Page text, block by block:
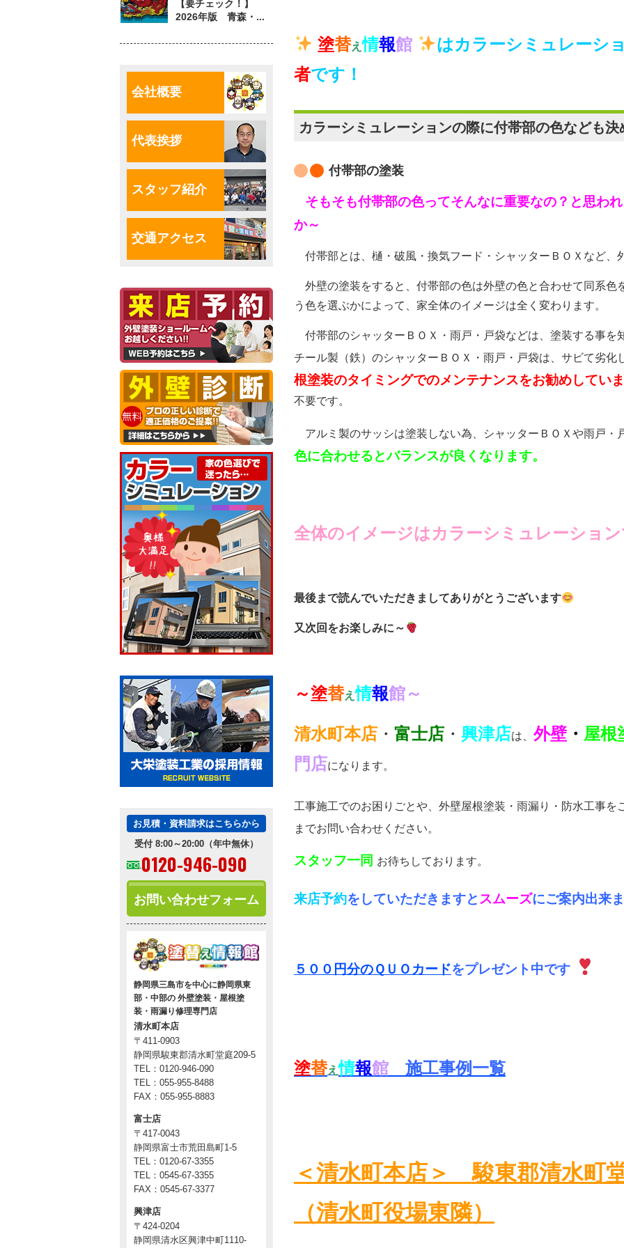
塗替え情報館
はカラーシミュレーシ
者です！
カラーシミュレーションの際に付帯部の色なども決
付帯部の塗装
そもそも付帯部の色ってそんなに重要なの？と思わ
か～
付帯部とは、樋・破風・換気フード・シャッターＢＯＸなど、
外壁の塗装をすると、付帯部の色は外壁の色と合わせて同系色
う色を選ぶかによって、家全体のイメージは全く変わります。
付帯部のシャッターＢＯＸ・雨戸・戸袋などは、塗装する事を
チール製（鉄）のシャッターＢＯＸ・雨戸・戸袋は、サビて劣化
根塗装のタイミングでのメンテナンスをお勧めしてい
不要です。
アルミ製のサッシは塗装しない為、シャッターＢＯＸや雨戸・
色に合わせるとバランスが良くなります。
全体のイメージはカラーシミュレーショ
最後まで読んでいただきましてありがとうございます
又次回をお楽しみに～
～塗替え情報館～
清水町本店 ・ 富士店 ・ 興津店は、 外壁 ・ 屋根
門店になります。
工事施工でのお困りごとや、外壁屋根塗装・雨漏り・防水工事を
までお問い合わせください。
スタッフ一同 お待ちしております。
来店予約をしていただきますと スムーズにご案内出来
５００円分のＱＵＯカードをプレゼント中です
塗替え情報館 施工事例一覧
＜清水町本店＞ 駿東郡清水
（清水町役場東隣）
【要チェック！】
2026年版 青森・...
会社概要
代表挨拶
スタッフ紹介
交通アクセス
お見積・資料請求はこちらから
受付 8:00～20:00（年中無休）
0120-946-090
お問い合わせフォーム
静岡県三島市を中心に静岡県東
部・中部の 外壁塗装・屋根塗
装・雨漏り修理専門店
清水町本店
〒411-0903
静岡県駿東郡清水町堂庭209-5
TEL：0120-946-090
TEL：055-955-8488
FAX：055-955-8883
富士店
〒417-0043
静岡県富士市荒田島町1-5
TEL：0120-67-3355
TEL：0545-67-3355
FAX：0545-67-3377
興津店
〒424-0204
静岡県清水区興津中町1110-